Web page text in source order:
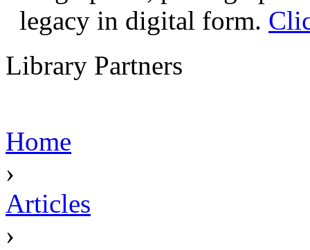
legacy in digital form.
Library Partners
Home
›
Articles
›